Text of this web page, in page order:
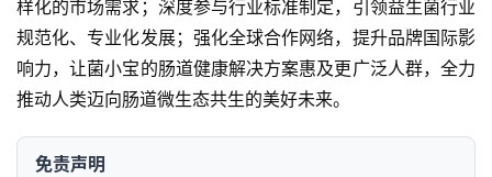
样化的市场需求；深度参与行业标准制定，引领益生菌行业
规范化、专业化发展；强化全球合作网络，提升品牌国际影
响力，让菌小宝的肠道健康解决方案惠及更广泛人群，全力
推动人类迈向肠道微生态共生的美好未来。
免责声明